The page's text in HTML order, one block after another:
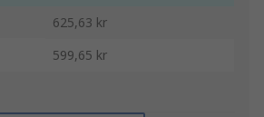
625,63 kr
599,65 kr